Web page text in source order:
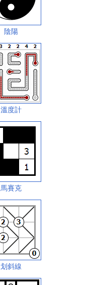
陰陽
溫度計
馬賽克
划斜線